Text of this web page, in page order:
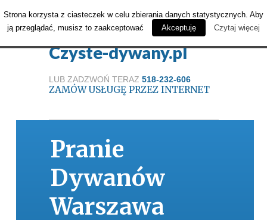
Czyste-dywany.pl
LUB ZADZWOŃ TERAZ 518-232-606
ZAMÓW USŁUGĘ PRZEZ INTERNET
Pranie
Dywanów
Warszawa
Strona korzysta z ciasteczek w celu zbierania danych statystycznych. Aby
ją przeglądać, musisz to zaakceptować
Akceptuję Czytaj więcej